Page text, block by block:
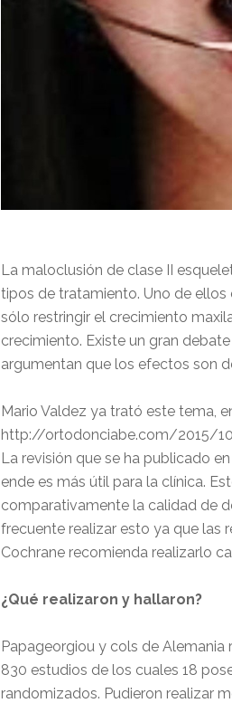
La maloclusión de clase II
tipos de tratamiento. Uno de
sólo restringir el crecimiento
crecimiento. Existe un gran
argumentan que los efectos son
Mario Valdez ya trató este tema,
http://ortodonciabe.com/2015/
La revisión que se ha publicado
ende es más útil para la clínica.
comparativamente la calidad de
frecuente realizar esto ya que las
Cochrane recomienda realizarlo
¿Qué realizaron y hallaron?
Papageorgiou y cols de
830 estudios de los cuales 18
randomizados. Pudieron realizar